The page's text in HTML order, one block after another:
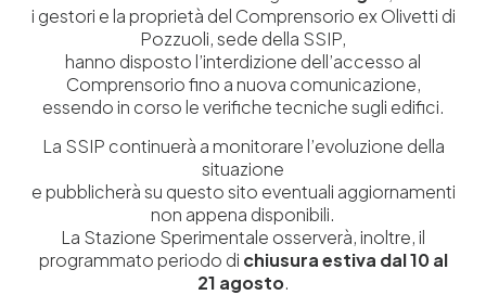
15 Maggio 2018
Balducci: “La Stazione Sperimentale Pelli rende le
imprese più forti”
Il presidente intervistato dalla rivista Arsutoria: “La
Stazione Sperimentale deve essere in prima linea per
Admin_dev2 0 0
i gestori e la proprietà del Comprensorio ex Olivetti di
Pozzuoli, sede della SSIP,
hanno disposto l’interdizione dell’accesso al
Comprensorio fino a nuova comunicazione,
essendo in corso le verifiche tecniche sugli edifici.
La SSIP continuerà a monitorare l’evoluzione della
situazione
e pubblicherà su questo sito eventuali aggiornamenti
non appena disponibili.
La Stazione Sperimentale osserverà, inoltre, il
programmato periodo di chiusura estiva dal 10 al
21 agosto.